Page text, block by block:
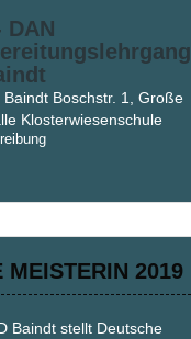
DAN
Baindt Boschstr. 1, Große
Klosterwiesenschule
MEISTERIN 2019
Baindt stellt Deutsche